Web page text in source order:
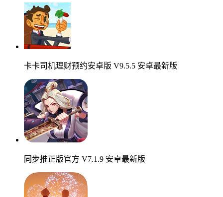
卡卡司机理财预约安卓版 V9.5.5 安卓最新版
同步推正版官方 V7.1.9 安卓最新版